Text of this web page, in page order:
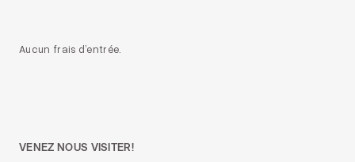
Aucun frais d’entrée.
VENEZ NOUS VISITER!